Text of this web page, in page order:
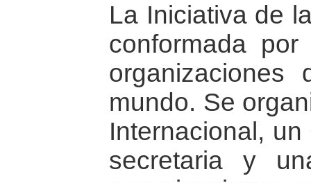
La Iniciativa de
conformada
mundo. Se
Internacional,
secretaria y